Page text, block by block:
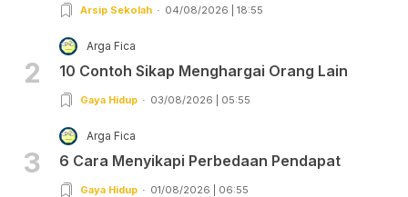
Arsip Sekolah 04/08/2026 | 18:55
2
Arga Fica
10 Contoh Sikap Menghargai Orang Lain
Gaya Hidup 03/08/2026 | 05:55
3
Arga Fica
6 Cara Menyikapi Perbedaan Pendapat
Gaya Hidup 01/08/2026 | 06:55